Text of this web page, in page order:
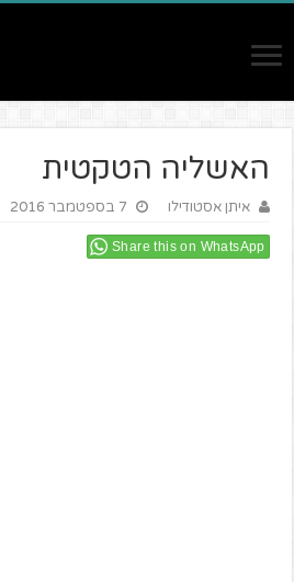
האשליה הטקטית
איתן אסטודילו 7 בספטמבר 2016
Share this on WhatsApp